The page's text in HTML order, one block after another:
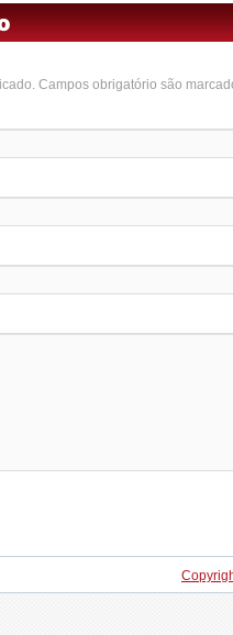
Campos obrigatório são